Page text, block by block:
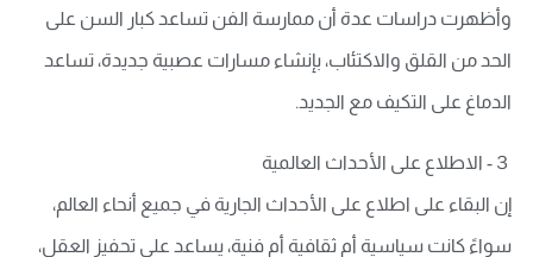
وأظهرت دراسات عدة أن ممارسة الفن تساعد كبار السن على
الحد من القلق والاكتئاب، بإنشاء مسارات عصبية جديدة، تساعد
الدماغ على التكيف مع الجديد.
３- الاطلاع على الأحداث العالمية
إن البقاء على اطلاع على الأحداث الجارية في جميع أنحاء العالم،
سواءً كانت سياسية أم ثقافية أم فنية، يساعد على تحفيز العقل،